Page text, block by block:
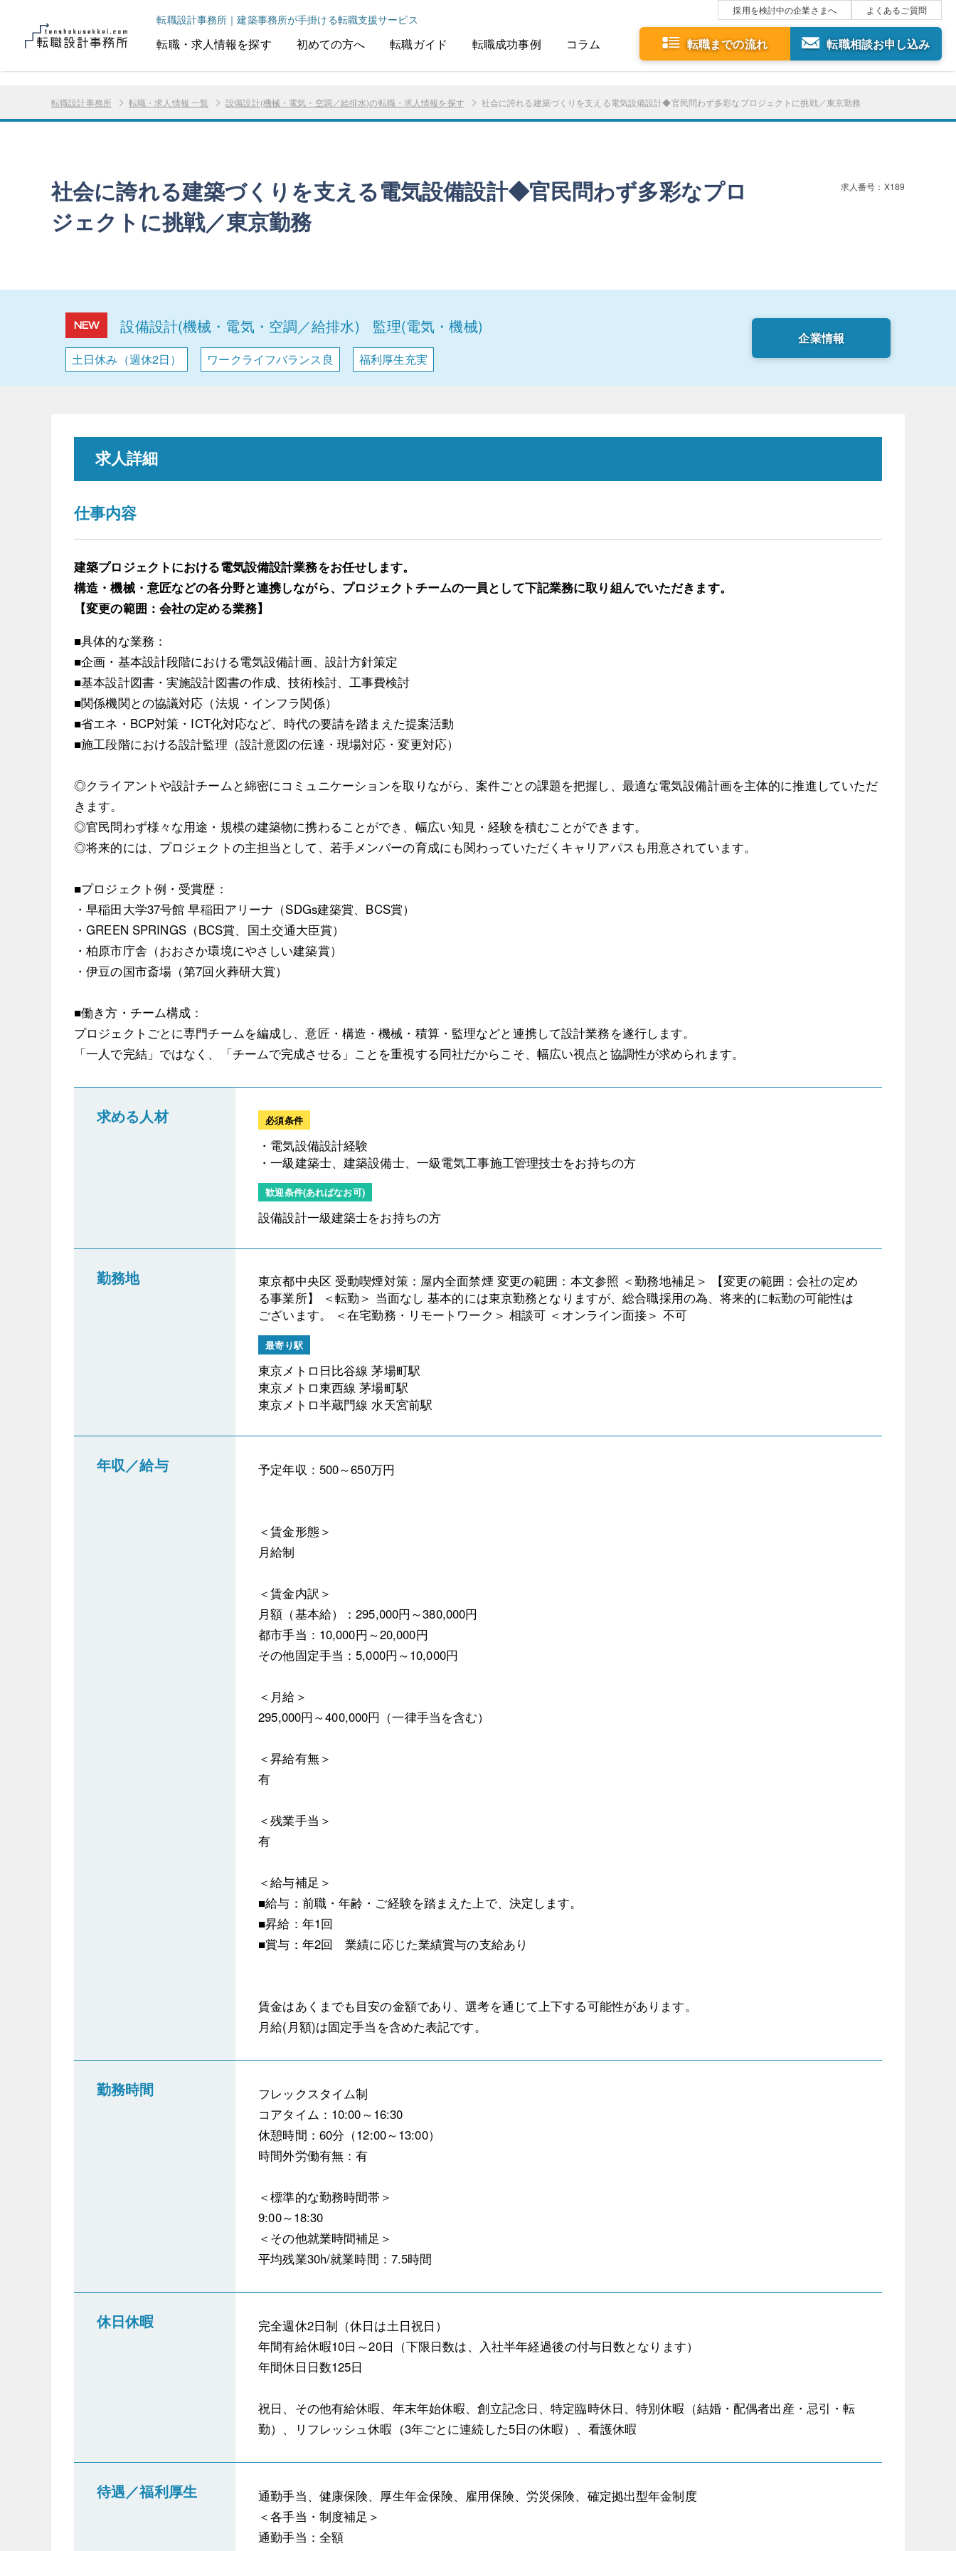
転職設計事務所｜建築事務所が手掛ける転職支援サービス
転職・求人情報を探す 初めての方へ 転職ガイド 転職成功事例 コラム
採用を検討中の企業さまへ よくあるご質問
転職までの流れ 転職相談お申し込み
転職設計事務所 転職・求人情報 一覧 設備設計(機械・電気・空調／給排水)の転職・求人情報を探す 社会に誇れる建築づくりを支える電気設備設計◆官民問わず多彩なプロジェクトに挑戦／東京勤務
社会に誇れる建築づくりを支える電気設備設計◆官民問わず多彩なプロ
ジェクトに挑戦／東京勤務
求人番号：X189
NEW 設備設計(機械・電気・空調／給排水) 監理(電気・機械)
土日休み（週休2日） ワークライフバランス良 福利厚生充実
企業情報
求人詳細
仕事内容
建築プロジェクトにおける電気設備設計業務をお任せします。
構造・機械・意匠などの各分野と連携しながら、プロジェクトチームの一員として下記業務に取り組んでいただきます。
【変更の範囲：会社の定める業務】
■具体的な業務：
■企画・基本設計段階における電気設備計画、設計方針策定
■基本設計図書・実施設計図書の作成、技術検討、工事費検討
■関係機関との協議対応（法規・インフラ関係）
■省エネ・BCP対策・ICT化対応など、時代の要請を踏まえた提案活動
■施工段階における設計監理（設計意図の伝達・現場対応・変更対応）
◎クライアントや設計チームと綿密にコミュニケーションを取りながら、案件ごとの課題を把握し、最適な電気設備計画を主体的に推進していただ
きます。
◎官民問わず様々な用途・規模の建築物に携わることができ、幅広い知見・経験を積むことができます。
◎将来的には、プロジェクトの主担当として、若手メンバーの育成にも関わっていただくキャリアパスも用意されています。
■プロジェクト例・受賞歴：
・早稲田大学37号館 早稲田アリーナ（SDGs建築賞、BCS賞）
・GREEN SPRINGS（BCS賞、国土交通大臣賞）
・柏原市庁舎（おおさか環境にやさしい建築賞）
・伊豆の国市斎場（第7回火葬研大賞）
■働き方・チーム構成：
プロジェクトごとに専門チームを編成し、意匠・構造・機械・積算・監理などと連携して設計業務を遂行します。
「一人で完結」ではなく、「チームで完成させる」ことを重視する同社だからこそ、幅広い視点と協調性が求められます。
求める人材 必須条件
・電気設備設計経験
・一級建築士、建築設備士、一級電気工事施工管理技士をお持ちの方
歓迎条件(あればなお可)
設備設計一級建築士をお持ちの方
勤務地
東京都中央区 受動喫煙対策：屋内全面禁煙 変更の範囲：本文参照 ＜勤務地補足＞ 【変更の範囲：会社の定め
る事業所】 ＜転勤＞ 当面なし 基本的には東京勤務となりますが、総合職採用の為、将来的に転勤の可能性は
ございます。 ＜在宅勤務・リモートワーク＞ 相談可 ＜オンライン面接＞ 不可
最寄り駅
東京メトロ日比谷線 茅場町駅
東京メトロ東西線 茅場町駅
東京メトロ半蔵門線 水天宮前駅
年収／給与 予定年収：500～650万円
＜賃金形態＞
月給制
＜賃金内訳＞
月額（基本給）：295,000円～380,000円
都市手当：10,000円～20,000円
その他固定手当：5,000円～10,000円
＜月給＞
295,000円～400,000円（一律手当を含む）
＜昇給有無＞
有
＜残業手当＞
有
＜給与補足＞
■給与：前職・年齢・ご経験を踏まえた上で、決定します。
■昇給：年1回
■賞与：年2回 業績に応じた業績賞与の支給あり
賃金はあくまでも目安の金額であり、選考を通じて上下する可能性があります。
月給(月額)は固定手当を含めた表記です。
勤務時間
フレックスタイム制
コアタイム：10:00～16:30
休憩時間：60分（12:00～13:00）
時間外労働有無：有
＜標準的な勤務時間帯＞
9:00～18:30
＜その他就業時間補足＞
平均残業30h/就業時間：7.5時間
休日休暇
完全週休2日制（休日は土日祝日）
年間有給休暇10日～20日（下限日数は、入社半年経過後の付与日数となります）
年間休日日数125日
祝日、その他有給休暇、年末年始休暇、創立記念日、特定臨時休日、特別休暇（結婚・配偶者出産・忌引・転
勤）、リフレッシュ休暇（3年ごとに連続した5日の休暇）、看護休暇
待遇／福利厚生
通勤手当、健康保険、厚生年金保険、雇用保険、労災保険、確定拠出型年金制度
＜各手当・制度補足＞
通勤手当：全額